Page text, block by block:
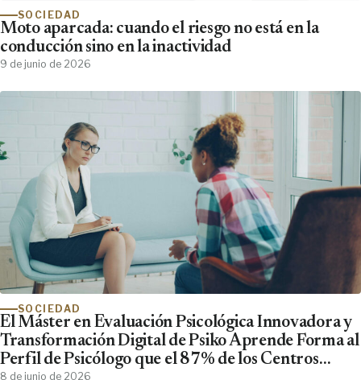
SOCIEDAD
Moto aparcada: cuando el riesgo no está en la
conducción sino en la inactividad
9 de junio de 2026
SOCIEDAD
El Máster en Evaluación Psicológica Innovadora y
Transformación Digital de Psiko Aprende Forma al
Perfil de Psicólogo que el 87% de los Centros
8 de junio de 2026